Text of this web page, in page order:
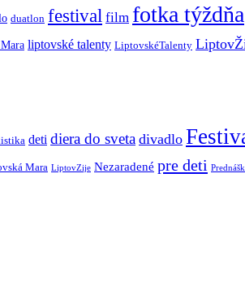
duatlon festival film fotka týždňa
liptovské talenty LiptovskéTalenty
deti diera do sveta divadlo
Mara LiptovZije Nezaradené pre deti